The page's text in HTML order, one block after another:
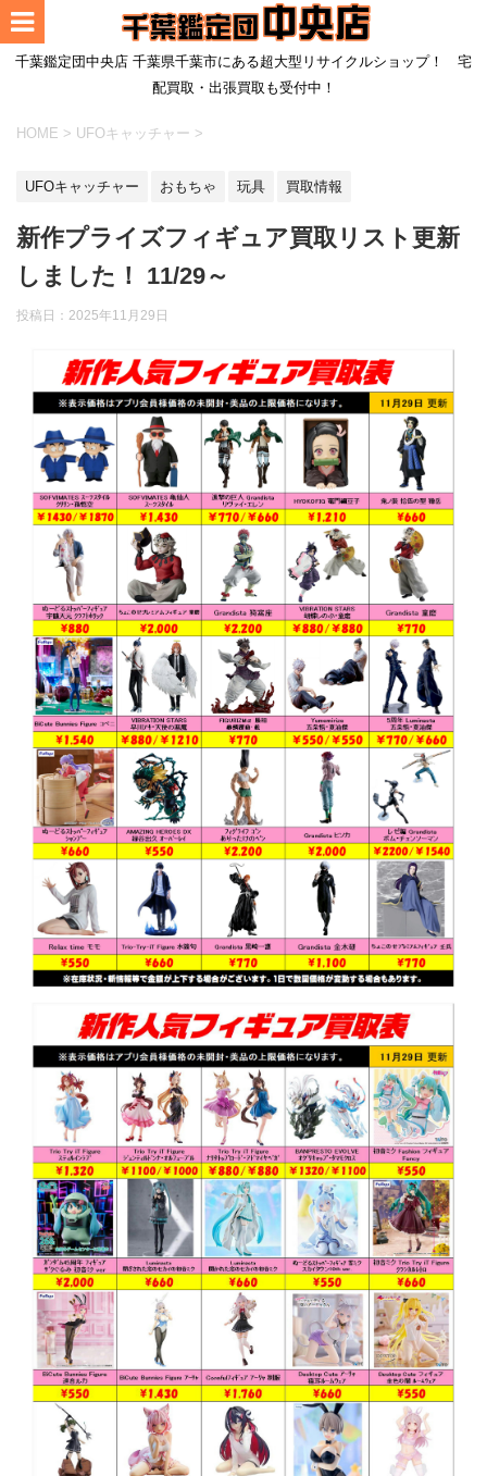
千葉鑑定団中央店 千葉県千葉市にある超大型リサイクルショップ！ 宅
配買取・出張買取も受付中！
HOME > UFOキャッチャー >
UFOキャッチャー おもちゃ 玩具 買取情報
新作プライズフィギュア買取リスト更新
しました！ 11/29～
投稿日： 2025年11月29日